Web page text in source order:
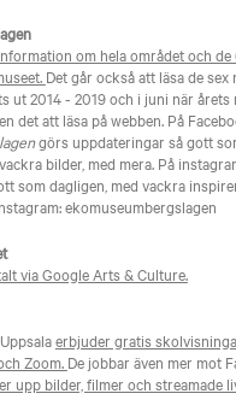
om hela området och de
Det går också att läsa de sex
ut 2014 - 2019 och i juni när årets
det att läsa på webben. På
görs uppdateringar så gott
bilder, med mera. På
som dagligen, med vackra
ekomuseumbergslagen
via Google Arts & Culture.
erbjuder gratis
Zoom. De jobbar även mer mot
upp bilder, filmer och streamade